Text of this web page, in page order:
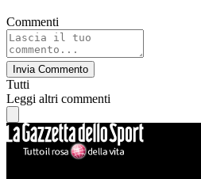
Commenti
Invia Commento
Tutti
Leggi altri commenti